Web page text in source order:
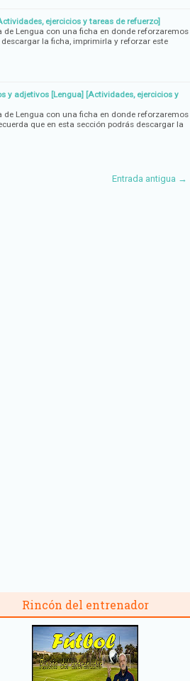
ejercicios y tareas de refuerzo]
Lengua con una ficha en donde reforzaremos
la ficha, imprimirla y reforzar este
y adjetivos [Lengua] [Actividades, ejercicios y
Lengua con una ficha en donde reforzaremos
que en esta sección podrás descargar la
Entrada antigua →
Rincón del entrenador